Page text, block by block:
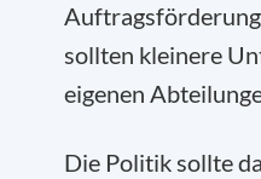
sollten kleinere
eigenen
Die Politik sollte